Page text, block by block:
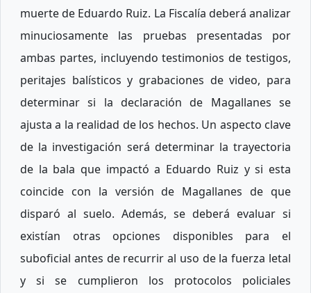
muerte de Eduardo Ruiz. La Fiscalía deberá analizar
minuciosamente las pruebas presentadas por
ambas partes, incluyendo testimonios de testigos,
peritajes balísticos y grabaciones de video, para
determinar si la declaración de Magallanes se
ajusta a la realidad de los hechos. Un aspecto clave
de la investigación será determinar la trayectoria
de la bala que impactó a Eduardo Ruiz y si esta
coincide con la versión de Magallanes de que
disparó al suelo. Además, se deberá evaluar si
existían otras opciones disponibles para el
suboficial antes de recurrir al uso de la fuerza letal
y si se cumplieron los protocolos policiales